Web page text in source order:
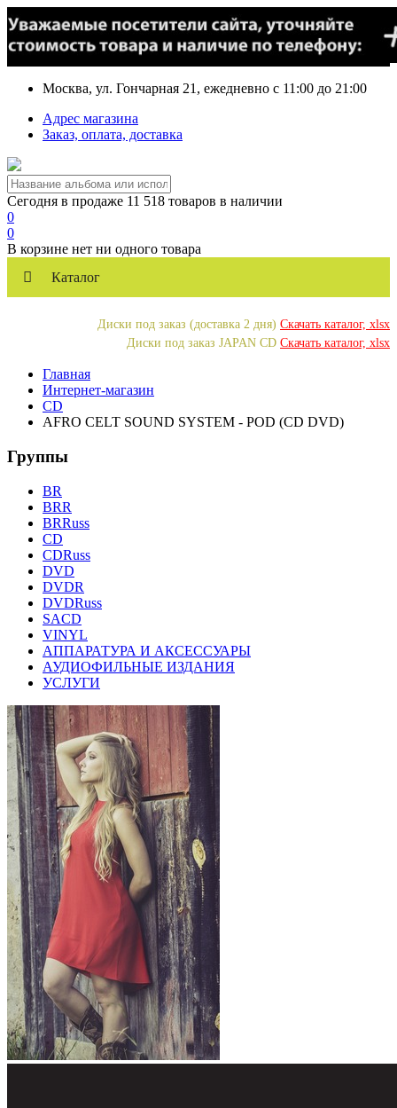
Москва, ул. Гончарная 21, ежедневно с 11:00 до 21:00
Адрес магазина
Заказ, оплата, доставка
Сегодня в продаже 11 518 товаров в наличии
0
0
В корзине нет ни одного товара
Каталог
Диски под заказ (доставка 2 дня) Скачать каталог, xlsx
Диски под заказ JAPAN CD Скачать каталог, xlsx
Главная
Интернет-магазин
CD
AFRO CELT SOUND SYSTEM - POD (CD DVD)
Группы
BR
BRR
BRRuss
CD
CDRuss
DVD
DVDR
DVDRuss
SACD
VINYL
АППАРАТУРА И АКСЕССУАРЫ
АУДИОФИЛЬНЫЕ ИЗДАНИЯ
УСЛУГИ